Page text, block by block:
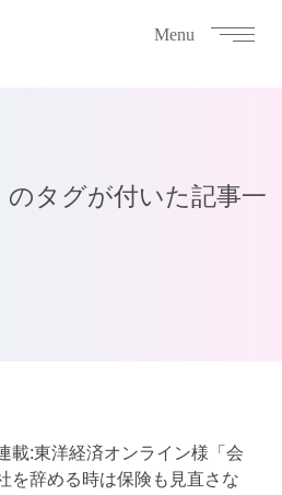
Menu
のタグが付いた記事一
載:東洋経済オンライン様「会
を辞める時は保険も見直さな